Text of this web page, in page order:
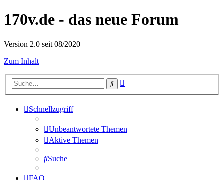
170v.de - das neue Forum
Version 2.0 seit 08/2020
Zum Inhalt
Suche
Schnellzugriff
Unbeantwortete Themen
Aktive Themen
Suche
FAQ